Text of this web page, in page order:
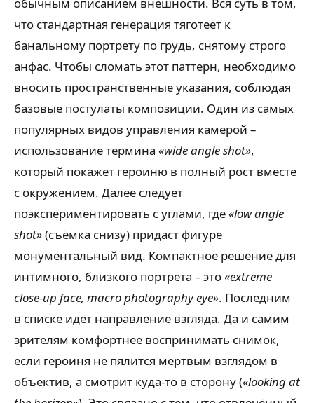
обычным описанием внешности. Вся суть в том,
что стандартная генерация тяготеет к
банальному портрету по грудь, снятому строго
анфас. Чтобы сломать этот паттерн, необходимо
вносить пространственные указания, соблюдая
базовые постулаты композиции. Один из самых
популярных видов управления камерой –
использование термина «wide angle shot»,
который покажет героиню в полный рост вместе
с окружением. Далее следует
поэкспериментировать с углами, где«low angle
shot»(съёмка снизу) придаст фигуре
монументальный вид. Компактное решение для
интимного, близкого портрета – это«extreme
close-up face, macro photography eye». Последним
в списке идёт направление взгляда. Да и самим
зрителям комфортнее воспринимать снимок,
если героиня не пялится мёртвым взглядом в
объектив, а смотрит куда-то в сторону («looking at